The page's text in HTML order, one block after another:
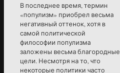
В последнее время, термин
«популизм» приобрел весьма
негативный оттенок, хотя в
самой политической
философии популизма
заложены весьма благородные
цели. Несмотря на то, что
некоторые политики часто